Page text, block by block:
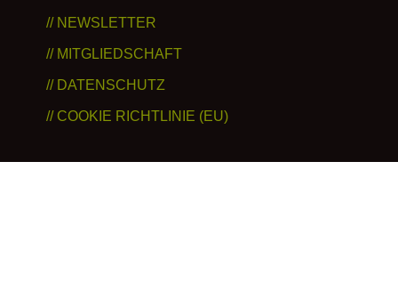
// NEWSLETTER
// MITGLIEDSCHAFT
// DATENSCHUTZ
// COOKIE RICHTLINIE (EU)